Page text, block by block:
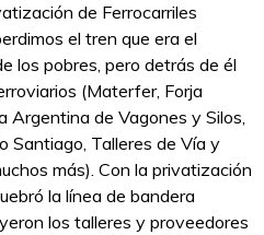
de Ferrocarriles
el tren que era el
los pobres, pero detrás de él
(Materfer, Forja
Argentina de Vagones y Silos,
Santiago, Talleres de Vía y
más). Con la privatización
la línea de bandera
los talleres y proveedores